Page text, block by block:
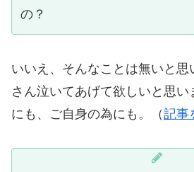
の？
いいえ、そんなことは無いと思
さん泣いてあげて欲しいと思
にも、ご自身の為にも。（記事